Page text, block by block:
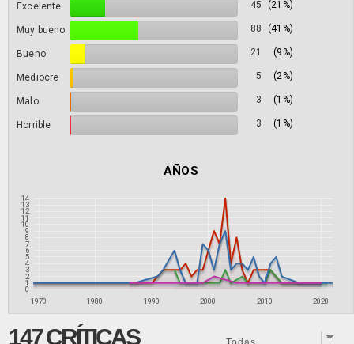
Excelente 45 (21%)
Muy bueno 88 (41%)
Bueno 21 (9%)
Mediocre 5 (2%)
Malo 3 (1%)
Horrible 3 (1%)
AÑOS
1970 1980 1990 2000 2010 2020
0
1
2
3
4
5
6
7
8
9
10
11
12
13
14
147 CRÍTICAS